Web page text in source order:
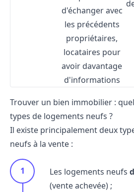
d'échanger avec
les précédents
propriétaires,
locataires pour
avoir davantage
d'informations
Trouver un bien immobilier :
types de logements neufs ?
Il existe principalement deux
neufs à la vente :
Les logements neufs
(vente achevée) ;